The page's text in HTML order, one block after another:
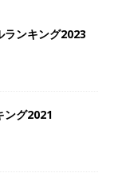
ランキング2023
ング2021